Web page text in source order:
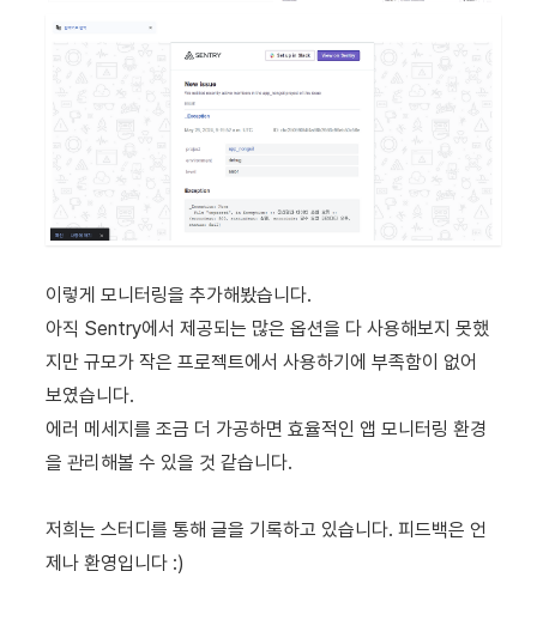
이렇게 모니터링을 추가해봤습니다.
아직 Sentry에서 제공되는 많은 옵션을 다 사용해보지 못했
지만 규모가 작은 프로젝트에서 사용하기에 부족함이 없어
보였습니다.
에러 메세지를 조금 더 가공하면 효율적인 앱 모니터링 환경
을 관리해볼 수 있을 것 같습니다.
저희는 스터디를 통해 글을 기록하고 있습니다. 피드백은 언
제나 환영입니다 :)